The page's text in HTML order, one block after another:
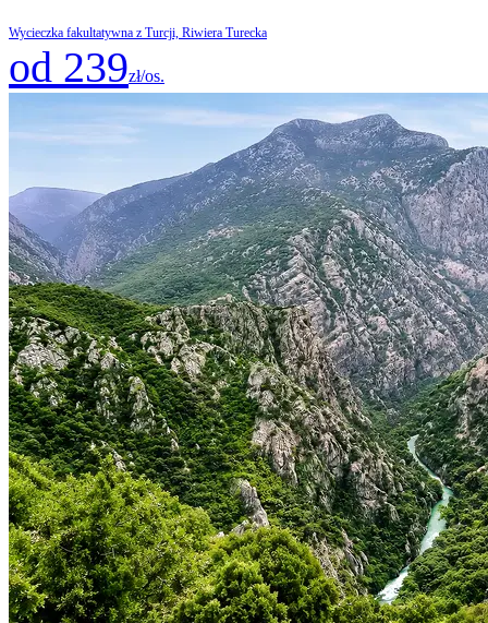
Wycieczka fakultatywna z Turcji, Riwiera Turecka
od 239zł/os.